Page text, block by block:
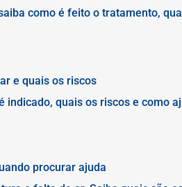
como é feito o tratamento,
e quais os riscos
indicado, quais os riscos e como
procurar ajuda